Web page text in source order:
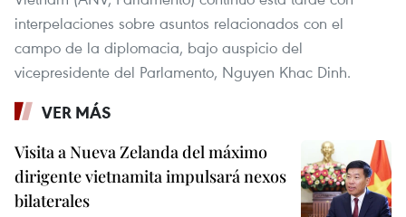
interpelaciones sobre asuntos relacionados con el
campo de la diplomacia, bajo auspicio del
vicepresidente del Parlamento, Nguyen Khac Dinh.
VER MÁS
Visita a Nueva Zelanda del máximo
dirigente vietnamita impulsará nexos
bilaterales